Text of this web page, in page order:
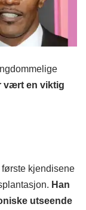
vært en viktig
kjendisene
Han
utseende